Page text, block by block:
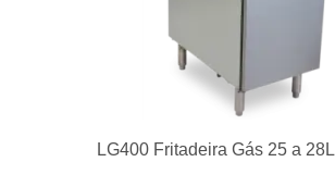
LG400 Fritadeira Gás 25 a